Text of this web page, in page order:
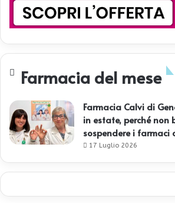
Farmacia del mese
Farmacia Calvi di
in estate, perché non
sospendere i
17 Luglio 2026